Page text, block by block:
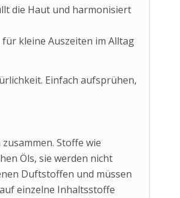
die Haut und harmonisiert
kleine Auszeiten im Alltag
Einfach aufsprühen,
Stoffe wie
Öls, sie werden nicht
Duftstoffen und müssen
einzelne Inhaltsstoffe